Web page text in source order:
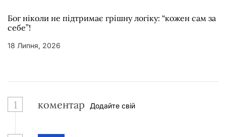
Бог ніколи не підтримає грішну логіку: “кожен сам за
себе”!
18 Липня, 2026
1 коментар Додайте свій